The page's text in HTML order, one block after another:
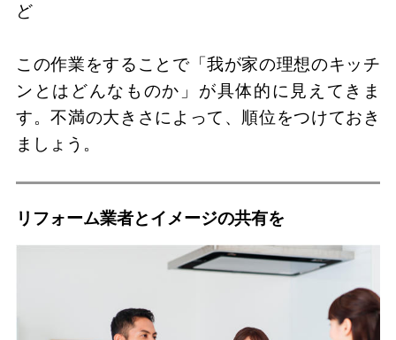
ど
この作業をすることで「我が家の理想のキッチ
ンとはどんなものか」が具体的に見えてきま
す。不満の大きさによって、順位をつけておき
ましょう。
リフォーム業者とイメージの共有を